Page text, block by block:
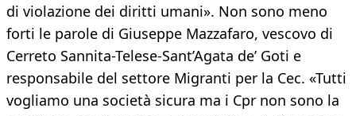
di violazione dei diritti umani». Non sono meno
forti le parole di Giuseppe Mazzafaro, vescovo di
Cerreto Sannita-Telese-Sant’Agata de’ Goti e
responsabile del settore Migranti per la Cec. «Tutti
vogliamo una società sicura ma i Cpr non sono la